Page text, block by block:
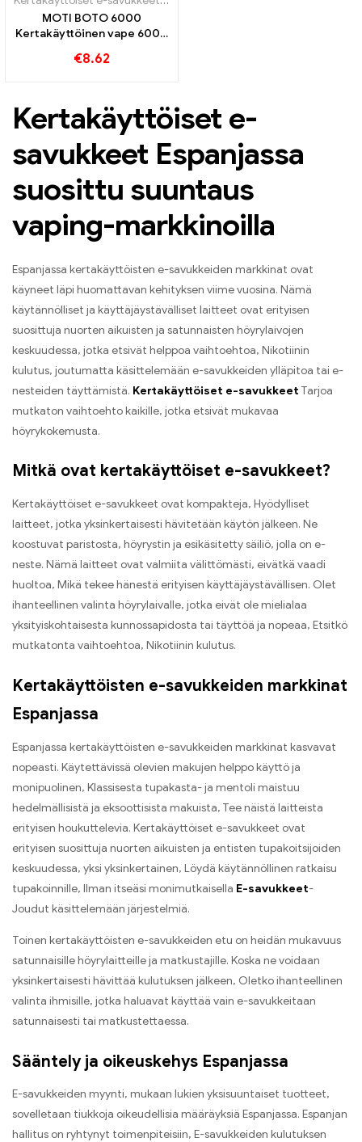
MOTI BOTO 6000
Kertakäyttöinen vape 6000
€8.62
Kertakäyttöiset e-
savukkeet Espanjassa
suosittu suuntaus
vaping-markkinoilla
Espanjassa kertakäyttöisten e-savukkeiden markkinat ovat
käyneet läpi huomattavan kehityksen viime vuosina. Nämä
käytännölliset ja käyttäjäystävälliset laitteet ovat erityisen
suosittuja nuorten aikuisten ja satunnaisten höyrylaivojen
keskuudessa, jotka etsivät helppoa vaihtoehtoa, Nikotiinin
kulutus, joutumatta käsittelemään e-savukkeiden ylläpitoa tai e-
nesteiden täyttämistä. Kertakäyttöiset e-savukkeet Tarjoa
mutkaton vaihtoehto kaikille, jotka etsivät mukavaa
höyrykokemusta.
Mitkä ovat kertakäyttöiset e-savukkeet?
Kertakäyttöiset e-savukkeet ovat kompakteja, Hyödylliset
laitteet, jotka yksinkertaisesti hävitetään käytön jälkeen. Ne
koostuvat paristosta, höyrystin ja esikäsitetty säiliö, jolla on e-
neste. Nämä laitteet ovat valmiita välittömästi, eivätkä vaadi
huoltoa, Mikä tekee hänestä erityisen käyttäjäystävällisen. Olet
ihanteellinen valinta höyrylaivalle, jotka eivät ole mielialaa
yksityiskohtaisesta kunnossapidosta tai täyttöä ja nopeaa, Etsitkö
mutkatonta vaihtoehtoa, Nikotiinin kulutus.
Kertakäyttöisten e-savukkeiden markkinat
Espanjassa
Espanjassa kertakäyttöisten e-savukkeiden markkinat kasvavat
nopeasti. Käytettävissä olevien makujen helppo käyttö ja
monipuolinen, Klassisesta tupakasta- ja mentoli maistuu
hedelmällisistä ja eksoottisista makuista, Tee näistä laitteista
erityisen houkuttelevia. Kertakäyttöiset e-savukkeet ovat
erityisen suosittuja nuorten aikuisten ja entisten tupakoitsijoiden
keskuudessa, yksi yksinkertainen, Löydä käytännöllinen ratkaisu
tupakoinnille, Ilman itseäsi monimutkaisella E-savukkeet-
Joudut käsittelemään järjestelmiä.
Toinen kertakäyttöisten e-savukkeiden etu on heidän mukavuus
satunnaisille höyrylaitteille ja matkustajille. Koska ne voidaan
yksinkertaisesti hävittää kulutuksen jälkeen, Oletko ihanteellinen
valinta ihmisille, jotka haluavat käyttää vain e-savukkeitaan
satunnaisesti tai matkustettaessa.
Sääntely ja oikeuskehys Espanjassa
E-savukkeiden myynti, mukaan lukien yksisuuntaiset tuotteet,
sovelletaan tiukkoja oikeudellisia määräyksiä Espanjassa. Espanjan
hallitus on ryhtynyt toimenpiteisiin, E-savukkeiden kulutuksen